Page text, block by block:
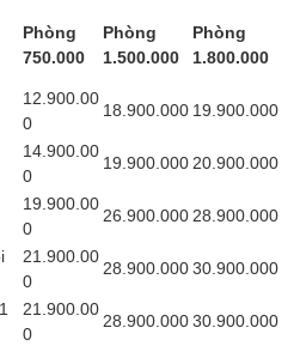
Phòng
750.000
Phòng
1.500.000
Phòng
1.800.000
12.900.00
0
18.900.000 19.900.000
14.900.00
0
19.900.000 20.900.000
19.900.00
0
26.900.000 28.900.000
21.900.00
0
28.900.00030.900.000
21.900.00
0
28.900.00030.900.000